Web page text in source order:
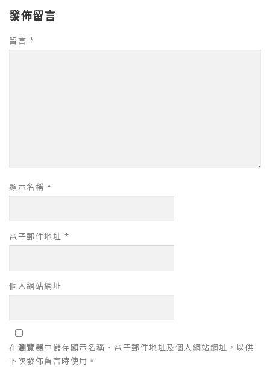
發佈留言
留言 *
顯示名稱 *
電子郵件地址 *
個人網站網址
在瀏覽器中儲存顯示名稱、電子郵件地址及個人網站網址，以供
下次發佈留言時使用。